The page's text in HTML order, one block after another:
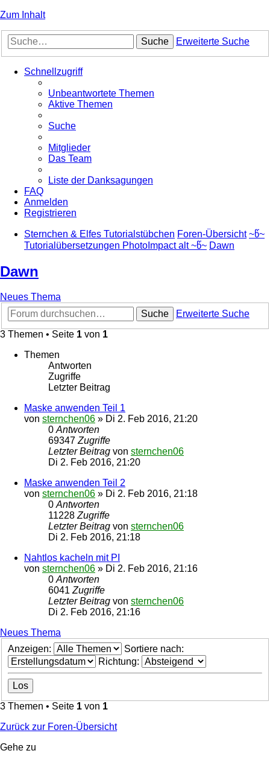
Zum Inhalt
Suche Erweiterte Suche
Schnellzugriff
Unbeantwortete Themen
Aktive Themen
Suche
Mitglieder
Das Team
Liste der Danksagungen
FAQ
Anmelden
Registrieren
Sternchen & Elfes Tutorialstübchen Foren-Übersicht ~წ~
Tutorialübersetzungen PhotoImpact alt ~წ~ Dawn
Dawn
Neues Thema
Suche
Erweiterte Suche
3 Themen • Seite 1 von 1
Themen
Antworten
Zugriffe
Letzter Beitrag
Maske anwenden Teil 1
von sternchen06 » Di 2. Feb 2016, 21:20
0 Antworten
69347 Zugriffe
Letzter Beitrag von sternchen06
Di 2. Feb 2016, 21:20
Maske anwenden Teil 2
von sternchen06 » Di 2. Feb 2016, 21:18
0 Antworten
11228 Zugriffe
Letzter Beitrag von sternchen06
Di 2. Feb 2016, 21:18
Nahtlos kacheln mit PI
von sternchen06 » Di 2. Feb 2016, 21:16
0 Antworten
6041 Zugriffe
Letzter Beitrag von sternchen06
Di 2. Feb 2016, 21:16
Neues Thema
Anzeigen:
Sortiere nach:
Richtung:
3 Themen • Seite 1 von 1
Zurück zur Foren-Übersicht
Gehe zu